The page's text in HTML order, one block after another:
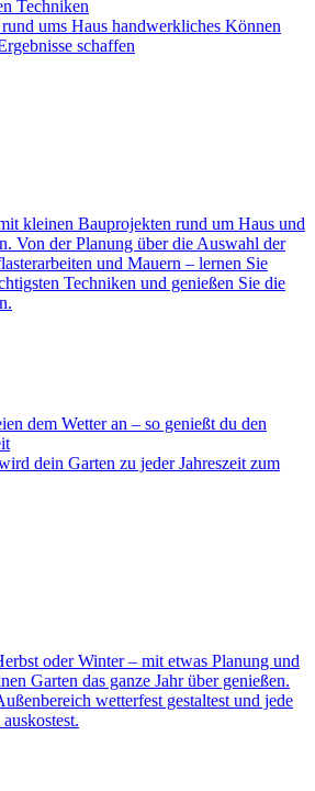
Techniken
ums Haus handwerkliches Können
schaffen
kleinen Bauprojekten rund um Haus und
Von der Planung über die Auswahl der
und Mauern – lernen Sie
Techniken und genießen Sie die
dem Wetter an – so genießt du den
dein Garten zu jeder Jahreszeit zum
oder Winter – mit etwas Planung und
Garten das ganze Jahr über genießen.
wetterfest gestaltest und jede